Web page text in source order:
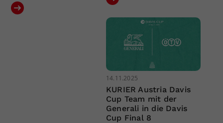
14.11.2025
KURIER Austria Davis
Cup Team mit der
Generali in die Davis
Cup Final 8